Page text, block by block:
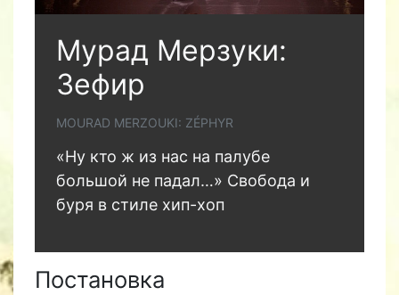
Мурад Мерзуки:
Зефир
MOURAD MERZOUKI: ZÉPHYR
«Ну кто ж из нас на палубе
большой не падал…» Свобода и
буря в стиле хип-хоп
Постановка